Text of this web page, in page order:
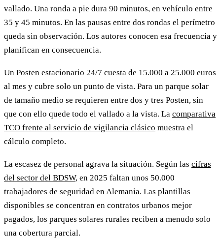
vallado. Una ronda a pie dura 90 minutos, en vehículo entre
35 y 45 minutos. En las pausas entre dos rondas el perímetro
queda sin observación. Los autores conocen esa frecuencia y
planifican en consecuencia.
Un Posten estacionario 24/7 cuesta de 15.000 a 25.000 euros
al mes y cubre solo un punto de vista. Para un parque solar
de tamaño medio se requieren entre dos y tres Posten, sin
que con ello quede todo el vallado a la vista. La comparativa
TCO frente al servicio de vigilancia clásico muestra el
cálculo completo.
La escasez de personal agrava la situación. Según las cifras
del sector del BDSW, en 2025 faltan unos 50.000
trabajadores de seguridad en Alemania. Las plantillas
disponibles se concentran en contratos urbanos mejor
pagados, los parques solares rurales reciben a menudo solo
una cobertura parcial.